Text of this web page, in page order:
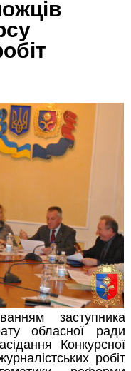
заступника
обласної ради
Конкурсної
робіт